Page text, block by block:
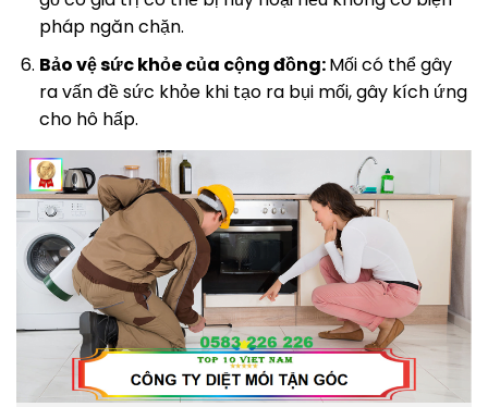
pháp ngăn chặn.
Bảo vệ sức khỏe của cộng đồng:Mối có thể gây
ra vấn đề sức khỏe khi tạo ra bụi mối, gây kích ứng
cho hô hấp.